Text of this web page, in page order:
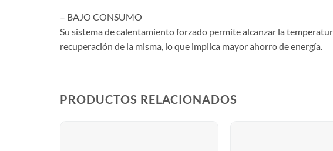
– BAJO CONSUMO
Su sistema de calentamiento forzado permite alcanzar la
recuperación de la misma, lo que implica mayor ahorro de energía.
PRODUCTOS RELACIONADOS